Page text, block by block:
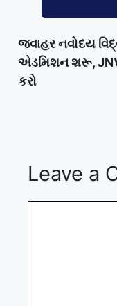
જવાહર નવોદય
એડમિશન શરૂ,
કરો
Leave a